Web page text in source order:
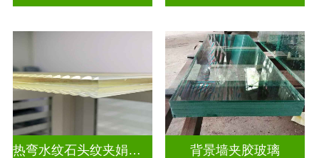
热弯水纹石头纹夹娟夹丝玻璃 背景墙夹胶玻璃